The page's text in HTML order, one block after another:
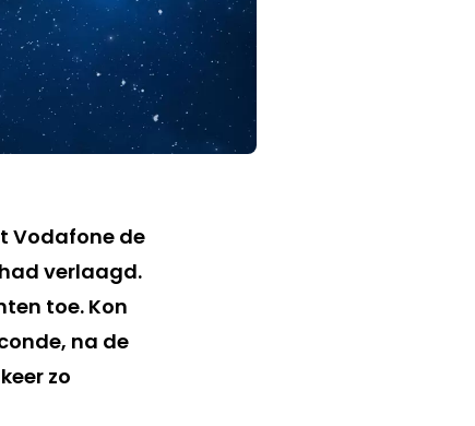
Vodafone de
verlaagd.
toe. Kon
na de
zo